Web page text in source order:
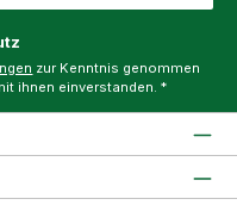
zur Kenntnis genommen
ihnen einverstanden. *